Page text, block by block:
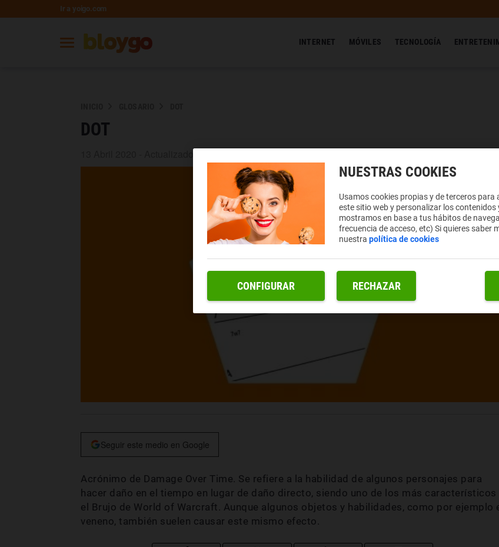
Ir a yoigo.com
INTERNET MÓVILES TECNOLOGÍA
DOT
13 Abril 2020 - Actualizado 18 Agosto 2020
Seguir este medio en Google
Acrónimo de Damage Over Time. Se refiere a la habilidad de algunos personajes para
hacer daño en el tiempo en lugar de daño directo, siendo uno de los más característicos
el Brujo de World of Warcraft. Aunque algunos objetos y habilidades, como por ejemplo
veneno, también suelen causar este mismo efecto.
NUESTRAS COOKIES
Usamos cookies propias y de terceros
este sitio web y personalizar los contenidos
mostramos en base a tus hábitos de
frecuencia de acceso, etc) Si quieres saber
nuestrapolítica de cookies
RECHAZAR
CONFIGURAR